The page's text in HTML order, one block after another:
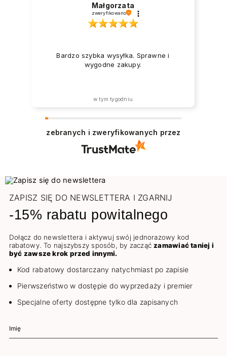
Małgorzata
zweryfikowano
Bardzo szybka wysyłka. Sprawne i
wygodne zakupy.
w tym tygodniu
zebranych i zweryfikowanych przez
ZAPISZ SIĘ DO NEWSLETTERA I ZGARNIJ
-15% rabatu powitalnego
Dołącz do newslettera i aktywuj swój jednorazowy kod
rabatowy. To najszybszy sposób, by zacząćzamawiać taniej i
być zawsze krok przed innymi.
Kod rabatowy dostarczany natychmiast po zapisie
Pierwszeństwo w dostępie do wyprzedaży i premier
Specjalne oferty dostępne tylko dla zapisanych